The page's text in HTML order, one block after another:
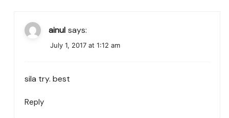
ainul says:
July 1, 2017 at 1:12 am
sila try. best
Reply